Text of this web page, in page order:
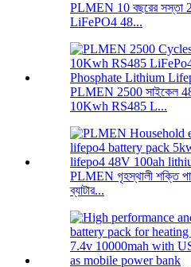
PLMEN 10 বছরের সস্তা
LiFePO4 48...
PLMEN 2500 সাইকেল
10Kwh RS485 L...
PLMEN গৃহস্থালী শক্তি
ব্যাটার...